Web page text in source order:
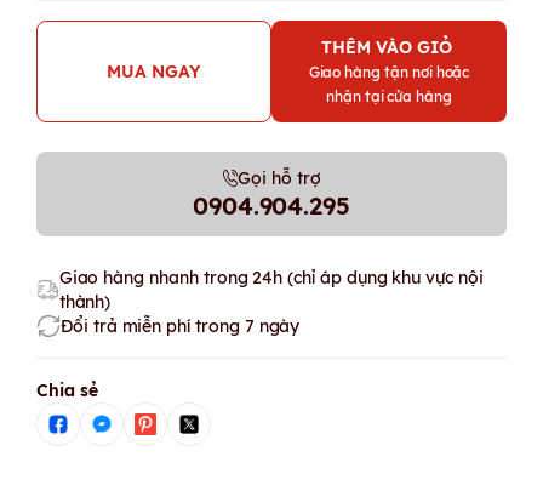
MUA NGAY
THÊM VÀO GIỎ
Giao hàng tận nơi hoặc
nhận tại cửa hàng
Gọi hỗ trợ
0904.904.295
Giao hàng nhanh trong 24h (chỉ áp dụng khu vực nội
thành)
Đổi trả miễn phí trong 7 ngày
Chia sẻ